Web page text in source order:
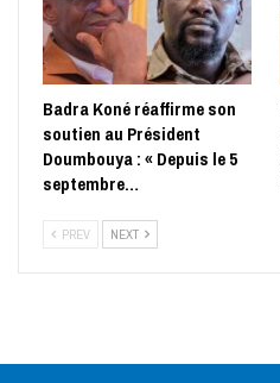
Badra Koné réaffirme son
soutien au Président
Doumbouya : « Depuis le 5
septembre…
PREV NEXT